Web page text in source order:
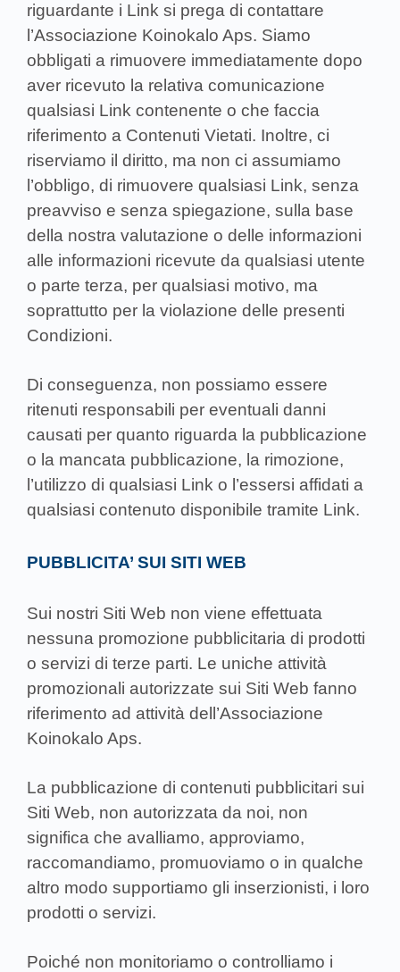
riguardante i Link si prega di contattare
l’Associazione Koinokalo Aps. Siamo
obbligati a rimuovere immediatamente dopo
aver ricevuto la relativa comunicazione
qualsiasi Link contenente o che faccia
riferimento a Contenuti Vietati. Inoltre, ci
riserviamo il diritto, ma non ci assumiamo
l’obbligo, di rimuovere qualsiasi Link, senza
preavviso e senza spiegazione, sulla base
della nostra valutazione o delle informazioni
alle informazioni ricevute da qualsiasi utente
o parte terza, per qualsiasi motivo, ma
soprattutto per la violazione delle presenti
Condizioni.
Di conseguenza, non possiamo essere
ritenuti responsabili per eventuali danni
causati per quanto riguarda la pubblicazione
o la mancata pubblicazione, la rimozione,
l’utilizzo di qualsiasi Link o l’essersi affidati a
qualsiasi contenuto disponibile tramite Link.
PUBBLICITA’ SUI SITI WEB
Sui nostri Siti Web non viene effettuata
nessuna promozione pubblicitaria di prodotti
o servizi di terze parti. Le uniche attività
promozionali autorizzate sui Siti Web fanno
riferimento ad attività dell’Associazione
Koinokalo Aps.
La pubblicazione di contenuti pubblicitari sui
Siti Web, non autorizzata da noi, non
significa che avalliamo, approviamo,
raccomandiamo, promuoviamo o in qualche
altro modo supportiamo gli inserzionisti, i loro
prodotti o servizi.
Poiché non monitoriamo o controlliamo i